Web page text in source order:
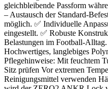
gleichbleibende Passform
– Austausch der Standard-
möglich. ✅ Individuelle
eingestellt. ✅ Robuste
Belastungen im Football-
Hochwertiges, langlebiges
Pflegehinweise: Mit feuchtem
Sitz prüfen Vor extremen
Reinigungsmittel verwenden